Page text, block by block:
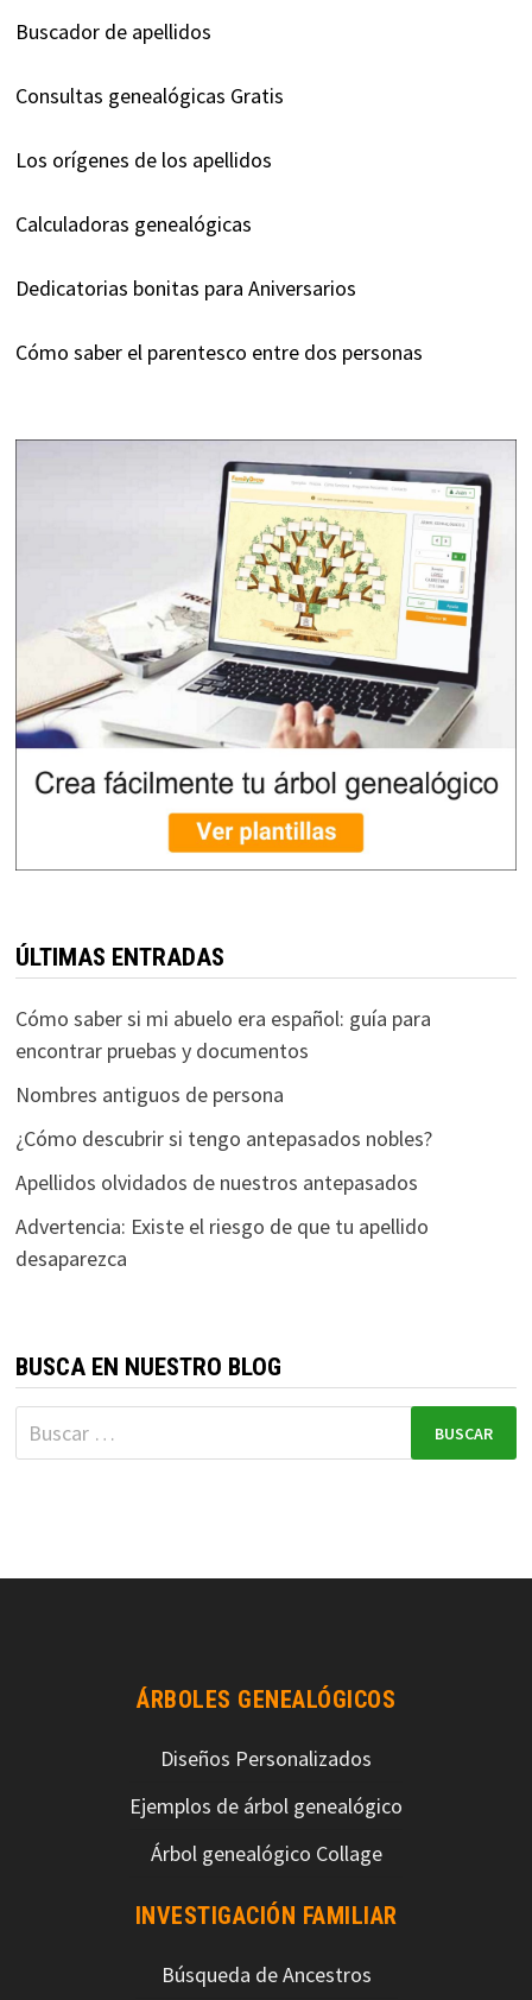
Buscador de apellidos
Consultas genealógicas Gratis
Los orígenes de los apellidos
Calculadoras genealógicas
Dedicatorias bonitas para Aniversarios
Cómo saber el parentesco entre dos personas
ÚLTIMAS ENTRADAS
Cómo saber si mi abuelo era español: guía para
encontrar pruebas y documentos
Nombres antiguos de persona
¿Cómo descubrir si tengo antepasados nobles?
Apellidos olvidados de nuestros antepasados
Advertencia: Existe el riesgo de que tu apellido
desaparezca
BUSCA EN NUESTRO BLOG
ÁRBOLES GENEALÓGICOS
Diseños Personalizados
Ejemplos de árbol genealógico
Árbol genealógico Collage
INVESTIGACIÓN FAMILIAR
Búsqueda de Ancestros